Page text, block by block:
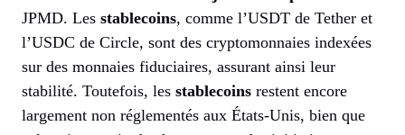
JPMD. Les stablecoins, comme l’USDT de Tether et
l’USDC de Circle, sont des cryptomonnaies indexées
sur des monnaies fiduciaires, assurant ainsi leur
stabilité. Toutefois, les stablecoins restent encore
largement non réglementés aux États-Unis, bien que